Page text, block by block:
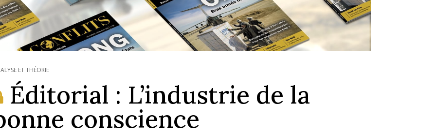
ET THÉORIE
Éditorial : L’industrie de la
conscience